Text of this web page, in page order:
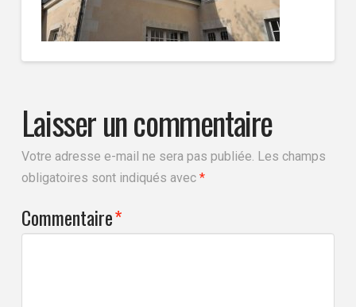
Laisser un commentaire
Votre adresse e-mail ne sera pas publiée. Les champs
obligatoires sont indiqués avec *
Commentaire*